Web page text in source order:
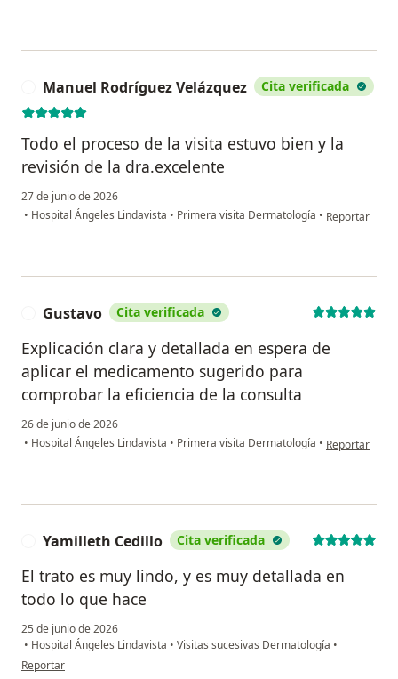
Manuel Rodríguez Velázquez Cita verificada
Todo el proceso de la visita estuvo bien y la
revisión de la dra.excelente
27 de junio de 2026
• Hospital Ángeles Lindavista • Primera visita Dermatología • en opinión
Reportar
Gustavo Cita verificada
Explicación clara y detallada en espera de
aplicar el medicamento sugerido para
comprobar la eficiencia de la consulta
26 de junio de 2026
• Hospital Ángeles Lindavista • Primera visita Dermatología • en opinión
Reportar
Yamilleth Cedillo Cita verificada
El trato es muy lindo, y es muy detallada en
todo lo que hace
25 de junio de 2026
• Hospital Ángeles Lindavista • Visitas sucesivas Dermatología •
en opinión del usuario Yamilleth Cedillo
Reportar